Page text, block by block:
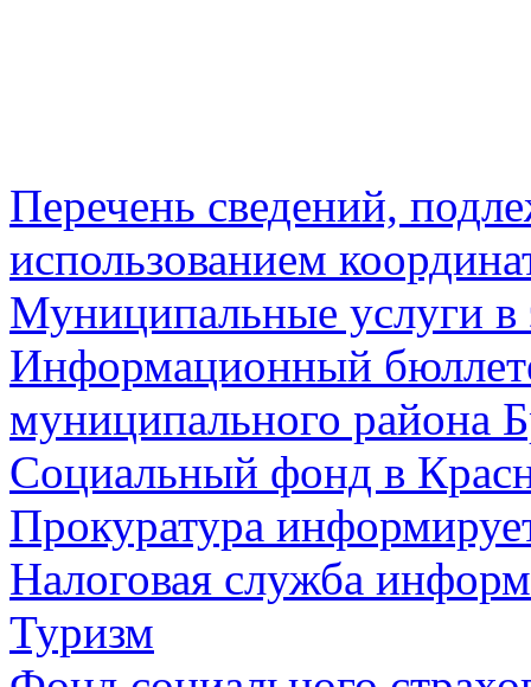
Перечень сведений,
использованием
Муниципальные услуги в
Информационный
муниципального района
Социальный фонд в
Прокуратура
Налоговая служба
Туризм